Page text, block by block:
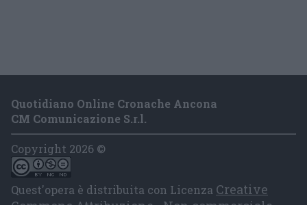
Quotidiano Online Cronache Ancona
CM Comunicazione S.r.l.
Copyright 2026 ©
Quest'opera è distribuita con Licenza Creative